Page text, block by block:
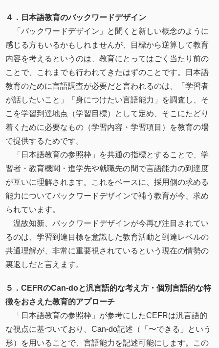
４．日本語教育のバックワードデザイン
「バックワードデザイン」と聞くと新しい概念のように
感じる方もいるかもしれませんが、目標から逆算して教育
内容を考えるというのは、教育にとってはごく当たり前の
ことで、これまでも行われてきたはずのことです。日本語
教育のために言語調査が必要だと言われるのは、「学習者
が話したいこと」「身につけたい言語能力」を調査し、そ
こを学習到達地点（学習目標）として定め、そこにたどり
着くために必要なもの（学習内容・学習項目）を教育の場
で提供するためです。
「日本語教育の参照枠」を共通の指標とすることで、学
習者・教育機関・進学先や就職先の間で言語能力の到達度
が互いに理解されます。これをベースに、採用側の求める
能力についてバックワードデザインで補う教育が今、求め
られています。
温故知新、バックワードデザインが今再び注目されてい
るのは、学習到達目標を意識した教育活動と到達レベルの
共通理解が、非常に重要視されているという現在の情勢の
裏返しだと言えます。
５．CEFRのCan-doと汎⾔語的な考え方・個別言語的な特
徴をおさえた教育的アプローチ
「日本語教育の参照枠」が参考にしたCEFRは汎⾔語的
な視点に基づいており、Can-do記述（「〜できる」という
形）を⽤いることで、⾔語能⼒を記述可能にします。この